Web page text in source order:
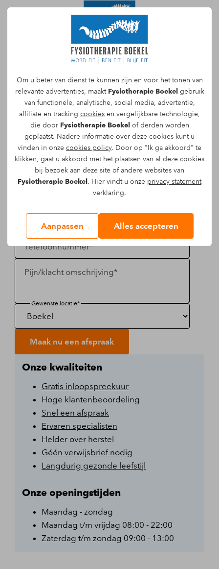
Om u beter van dienst te kunnen zijn en voor het tonen van
relevante advertenties, maakt Fysiotherapie Boekel gebruik
van functionele, analytische, social media, advertentie,
affiliate en tracking cookies en vergelijkbare technologie,
die door Fysiotherapie Boekel of derden worden
geplaatst. Nadere informatie over deze cookies kunt u
vinden in onze cookies policy. Door op "Ik ga akkoord" te
klikken, gaat u akkoord met het plaatsen van al deze cookies
bij bezoek aan deze site of andere websites van
Fysiotherapie Boekel . Hier vindt u onze privacy statement
verklaring.
Aanpassen Alles accepteren
Afspraak maken
Direct online een afspraak
maken met een
fysiotherapeut voor
bandletselschade
E-mail*
Telefoonnummer*
Pijn/klacht omschrijving*
Gewenste locatie*
Maak nu een afspraak
Onze kwaliteiten
Gratis inloopspreekuur
Hoge klantenbeoordeling
Snel een afspraak
Ervaren specialisten
Helder over herstel
Géén verwijsbrief nodig
Langdurig gezonde leefstijl
Onze openingstijden
Maandag - zondag
Maandag t/m vrijdag 08:00 - 22:00
Zaterdag t/m zondag 09:00 - 13:00